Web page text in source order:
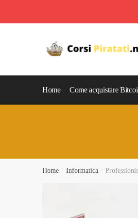
Home Come acquistare
Home Informatica